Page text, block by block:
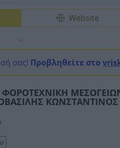
Website
σας! Προβληθείτε στο
ΦΟΡΟΤΕΧΝΙΚΗ
ΚΩΝΣΤΑΝΤΙΝΟΣ